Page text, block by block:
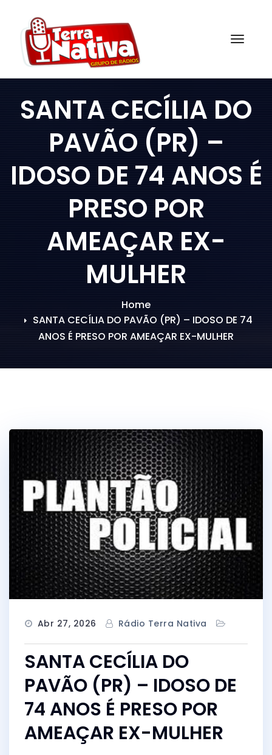
content
SANTA CECÍLIA DO
PAVÃO (PR) –
IDOSO DE 74 ANOS É
PRESO POR
AMEAÇAR EX-
MULHER
Home
SANTA CECÍLIA DO PAVÃO (PR) – IDOSO DE 74
ANOS É PRESO POR AMEAÇAR EX-MULHER
Abr 27, 2026 Rádio Terra Nativa
SANTA CECÍLIA DO
PAVÃO (PR) – IDOSO DE
74 ANOS É PRESO POR
AMEAÇAR EX-MULHER